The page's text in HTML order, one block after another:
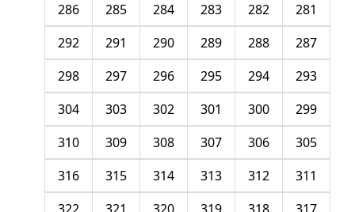
281
282
283
284
285
286
287
288
289
290
291
292
293
294
295
296
297
298
299
300
301
302
303
304
305
306
307
308
309
310
311
312
313
314
315
316